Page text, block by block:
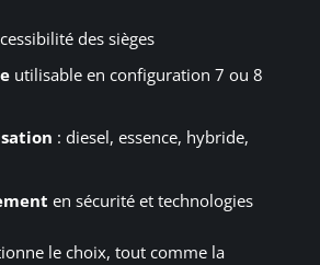
des sièges
utilisable en configuration 7 ou 8
: diesel, essence, hybride,
en sécurité et technologies
le choix, tout comme la